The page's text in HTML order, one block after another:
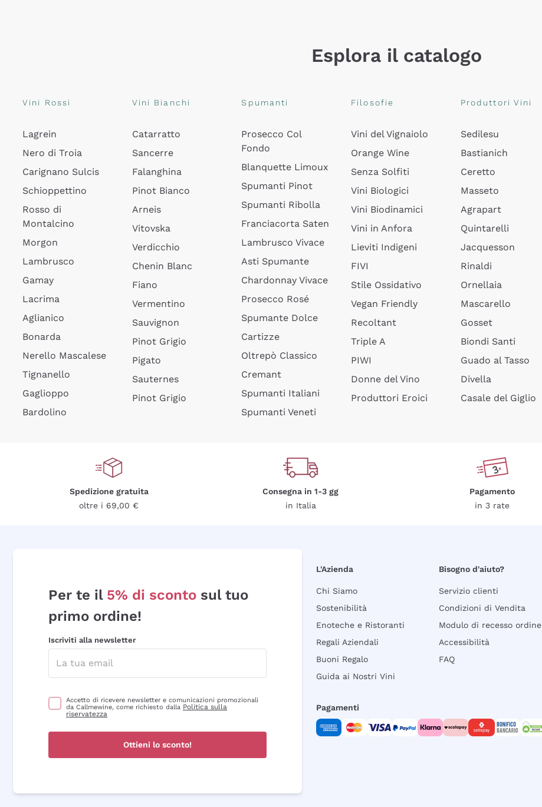
Esplora il catalogo
Vini Rossi
Lagrein
Nero di Troia
Carignano Sulcis
Schioppettino
Rosso di
Montalcino
Morgon
Lambrusco
Gamay
Lacrima
Aglianico
Bonarda
Nerello Mascalese
Tignanello
Gaglioppo
Bardolino
Vini Bianchi
Catarratto
Sancerre
Falanghina
Pinot Bianco
Arneis
Vitovska
Verdicchio
Chenin Blanc
Fiano
Vermentino
Sauvignon
Pinot Grigio
Pigato
Sauternes
Pinot Grigio
Spumanti
Prosecco Col
Fondo
Blanquette Limoux
Spumanti Pinot
Spumanti Ribolla
Franciacorta Saten
Lambrusco Vivace
Asti Spumante
Chardonnay Vivace
Prosecco Rosé
Spumante Dolce
Cartizze
Oltrepò Classico
Cremant
Spumanti Italiani
Spumanti Veneti
Filosofie
Vini del Vignaiolo
Orange Wine
Senza Solfiti
Vini Biologici
Vini Biodinamici
Vini in Anfora
Lieviti Indigeni
FIVI
Stile Ossidativo
Vegan Friendly
Recoltant
Triple A
PIWI
Donne del Vino
Produttori Eroici
Produttori Vini
Sedilesu
Bastianich
Ceretto
Masseto
Agrapart
Quintarelli
Jacquesson
Rinaldi
Ornellaia
Mascarello
Gosset
Biondi Santi
Guado al Tasso
Divella
Casale del Giglio
Spedizione gratuita
oltre i 69,00 €
Consegna in 1-3 gg
in Italia
Pagamento
in 3 rate
Per te il 5% di sconto sul tuo
primo ordine!
Iscriviti alla newsletter
Accetto di ricevere newsletter e comunicazioni promozionali
da Callmewine, come richiesto dalla Politica sulla
riservatezza
Ottieni lo sconto!
L'Azienda
Chi Siamo
Sostenibilità
Enoteche e Ristoranti
Regali Aziendali
Buoni Regalo
Guida ai Nostri Vini
Bisogno d'aiuto?
Servizio clienti
Condizioni di Vendita
Modulo di recesso ordine
Accessibilità
FAQ
Pagamenti